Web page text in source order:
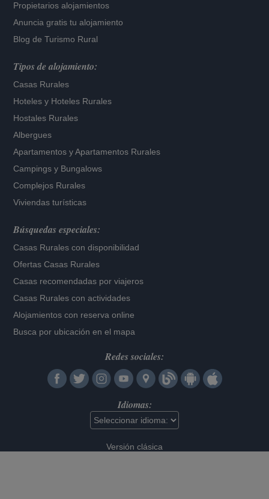
Propietarios alojamientos
Anuncia gratis tu alojamiento
Blog de Turismo Rural
Tipos de alojamiento:
Casas Rurales
Hoteles y Hoteles Rurales
Hostales Rurales
Albergues
Apartamentos yApartamentos Rurales
Campings y Bungalows
Complejos Rurales
Viviendas turísticas
Búsquedas especiales:
Casas Rurales con disponibilidad
Ofertas Casas Rurales
Casas recomendadas por viajeros
Casas Rurales con actividades
Alojamientos con reserva online
Busca por ubicación en el mapa
Redes sociales:
Idiomas:
Versión clásica